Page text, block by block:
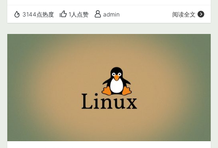
3144点热度 1人点赞 admin 阅读全文